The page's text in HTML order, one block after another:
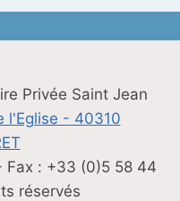
Privée Saint Jean
l'Eglise - 40310
Fax : +33 (0)5 58 44
réservés